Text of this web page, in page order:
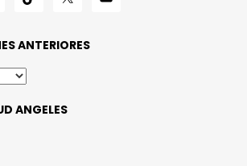
ANTERIORES
ANGELES